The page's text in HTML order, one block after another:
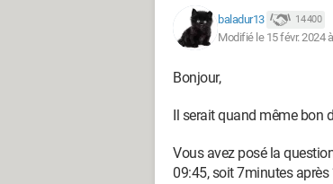
baladur13 14 400
Modifié le 15 févr. 2024
Bonjour,
Il serait quand même bon
Vous avez posé la
09:45, soit 7minutes après